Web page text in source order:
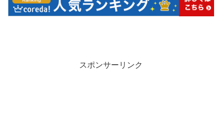
スポンサーリンク